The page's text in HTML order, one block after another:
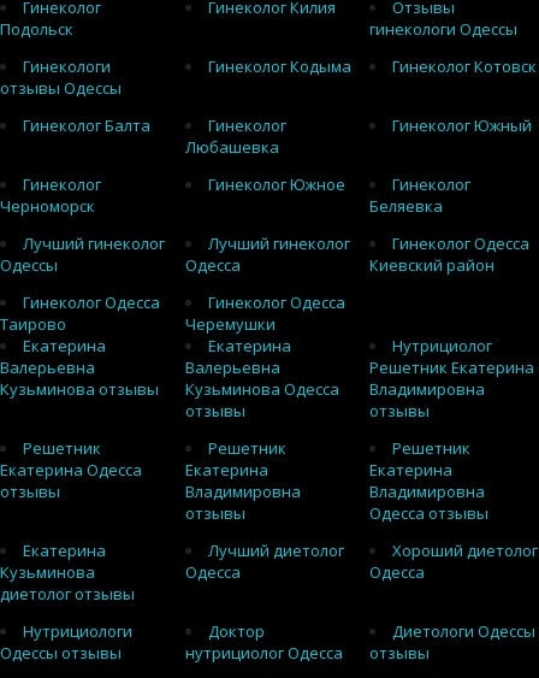
Гинеколог
Подольск
Гинеколог Килия
Отзывы
гинекологи Одессы
Гинекологи
отзывы Одессы
Гинеколог Кодыма Гинеколог Котовск
Гинеколог Балта
Гинеколог
Любашевка
Гинеколог Южный
Гинеколог
Черноморск
Гинеколог Южное
Гинеколог
Беляевка
Лучший гинеколог
Одессы
Лучший гинеколог
Одесса
Гинеколог Одесса
Киевский район
Гинеколог Одесса
Таирово
Гинеколог Одесса
Черемушки
Екатерина
Валерьевна
Кузьминова отзывы
Екатерина
Валерьевна
Кузьминова Одесса
отзывы
Нутрициолог
Решетник Екатерина
Владимировна
отзывы
Решетник
Екатерина Одесса
отзывы
Решетник
Екатерина
Владимировна
отзывы
Решетник
Екатерина
Владимировна
Одесса отзывы
Екатерина
Кузьминова
диетолог отзывы
Лучший диетолог
Одесса
Хороший диетолог
Одесса
Нутрициологи
Одессы отзывы
Доктор
нутрициолог Одесса
Диетологи Одессы
отзывы